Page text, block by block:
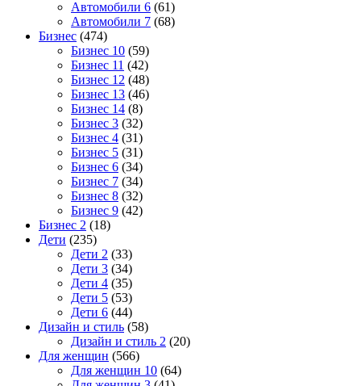
Автомобили 6 (61)
Автомобили 7 (68)
Бизнес (474)
Бизнес 10 (59)
Бизнес 11 (42)
Бизнес 12 (48)
Бизнес 13 (46)
Бизнес 14 (8)
Бизнес 3 (32)
Бизнес 4 (31)
Бизнес 5 (31)
Бизнес 6 (34)
Бизнес 7 (34)
Бизнес 8 (32)
Бизнес 9 (42)
Бизнес 2 (18)
Дети (235)
Дети 2 (33)
Дети 3 (34)
Дети 4 (35)
Дети 5 (53)
Дети 6 (44)
Дизайн и стиль (58)
Дизайн и стиль 2 (20)
Для женщин (566)
Для женщин 10 (64)